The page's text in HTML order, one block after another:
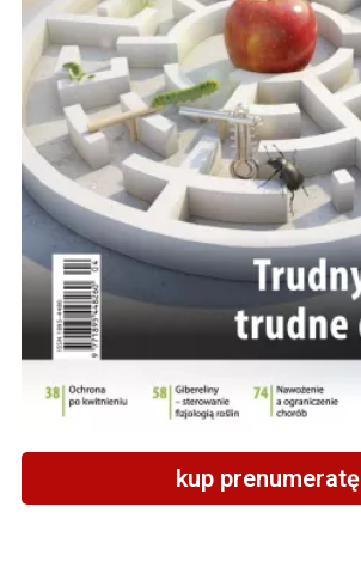
kup prenumeratę